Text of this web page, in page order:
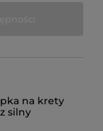
na krety
silny